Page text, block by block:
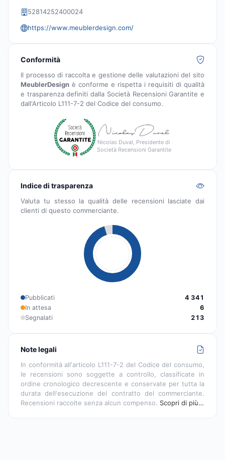
52814252400024
https://www.meublerdesign.com/
Conformità
Il processo di raccolta e gestione delle valutazioni del sito
MeublerDesign è conforme e rispetta i requisiti di qualità
e trasparenza definiti dalla Società Recensioni Garantite e
dall'Articolo L111-7-2 del Codice del consumo.
Nicolas Duval, Presidente di
Società Recensioni Garantite
Indice di trasparenza
Valuta tu stesso la qualità delle recensioni lasciate dai
clienti di questo commerciante.
Pubblicati
4 341
In attesa
6
Segnalati
213
Note legali
In conformità all'articolo L111-7-2 del Codice del consumo,
le recensioni sono soggette a controllo, classificate in
ordine cronologico decrescente e conservate per tutta la
durata dell'esecuzione del contratto del commerciante.
Recensioni raccolte senza alcun compenso. Scopri di più…